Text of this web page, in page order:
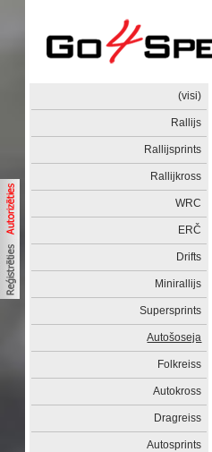
(visi)
Rallijs
Rallijsprints
Rallijkross
WRC
ERČ
Drifts
Minirallijs
Supersprints
Autošoseja
Folkreiss
Autokross
Dragreiss
Autosprints